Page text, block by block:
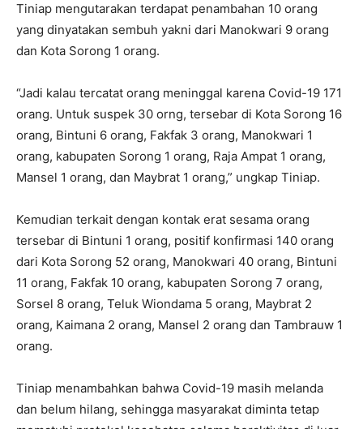
Tiniap mengutarakan terdapat penambahan 10 orang
yang dinyatakan sembuh yakni dari Manokwari 9 orang
dan Kota Sorong 1 orang.
“Jadi kalau tercatat orang meninggal karena Covid-19 171
orang. Untuk suspek 30 orng, tersebar di Kota Sorong 16
orang, Bintuni 6 orang, Fakfak 3 orang, Manokwari 1
orang, kabupaten Sorong 1 orang, Raja Ampat 1 orang,
Mansel 1 orang, dan Maybrat 1 orang,” ungkap Tiniap.
Kemudian terkait dengan kontak erat sesama orang
tersebar di Bintuni 1 orang, positif konfirmasi 140 orang
dari Kota Sorong 52 orang, Manokwari 40 orang, Bintuni
11 orang, Fakfak 10 orang, kabupaten Sorong 7 orang,
Sorsel 8 orang, Teluk Wiondama 5 orang, Maybrat 2
orang, Kaimana 2 orang, Mansel 2 orang dan Tambrauw 1
orang.
Tiniap menambahkan bahwa Covid-19 masih melanda
dan belum hilang, sehingga masyarakat diminta tetap